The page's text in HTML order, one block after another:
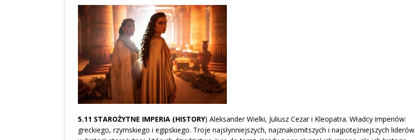
5.11 STAROŻYTNE IMPERIA (HISTORY) Aleksander Wielki, Juliusz Cezar i Kleopatra. Władcy imperiów:
greckiego, rzymskiego i egipskiego. Troje najsłynniejszych, najznakomitszych i najpotężniejszych liderów